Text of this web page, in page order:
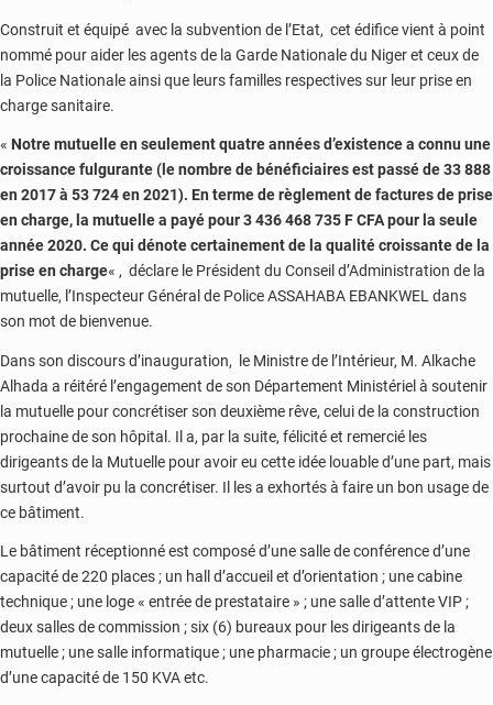
Construit et équipé avec la subvention de l’Etat, cet édifice vient à point
nommé pour aider les agents de la Garde Nationale du Niger et ceux de
la Police Nationale ainsi que leurs familles respectives sur leur prise en
charge sanitaire.
« Notre mutuelle en seulement quatre années d’existence a connu une
croissance fulgurante (le nombre de bénéficiaires est passé de 33 888
en 2017 à 53 724 en 2021). En terme de règlement de factures de prise
en charge, la mutuelle a payé pour 3 436 468 735 F CFA pour la seule
année 2020. Ce qui dénote certainement de la qualité croissante de la
prise en charge« , déclare le Président du Conseil d’Administration de la
mutuelle, l’Inspecteur Général de Police ASSAHABA EBANKWEL dans
son mot de bienvenue.
Dans son discours d’inauguration, le Ministre de l’Intérieur, M. Alkache
Alhada a réitéré l’engagement de son Département Ministériel à soutenir
la mutuelle pour concrétiser son deuxième rêve, celui de la construction
prochaine de son hôpital. Il a, par la suite, félicité et remercié les
dirigeants de la Mutuelle pour avoir eu cette idée louable d’une part, mais
surtout d’avoir pu la concrétiser. Il les a exhortés à faire un bon usage de
ce bâtiment.
Le bâtiment réceptionné est composé d’une salle de conférence d’une
capacité de 220 places ; un hall d’accueil et d’orientation ; une cabine
technique ; une loge « entrée de prestataire » ; une salle d’attente VIP ;
deux salles de commission ; six (6) bureaux pour les dirigeants de la
mutuelle ; une salle informatique ; une pharmacie ; un groupe électrogène
d’une capacité de 150 KVA etc.